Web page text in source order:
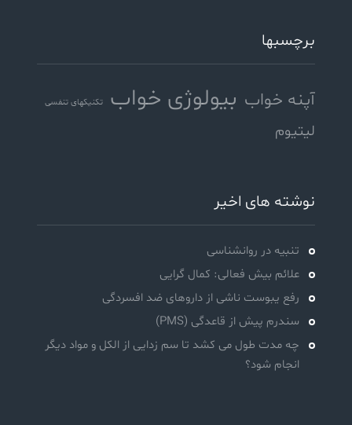
برچسبها
آپنه خواب بیولوژی خواب تکنیکهای تنفسی
لیتیوم
نوشته های اخیر
تنبیه در روانشناسی
علائم بیش فعالی: کمال گرایی
رفع یبوست ناشی از داروهای ضد افسردگی
سندرم پیش از قاعدگی (PMS)
چه مدت طول می کشد تا سم زدایی از الکل و مواد دیگر
انجام شود؟